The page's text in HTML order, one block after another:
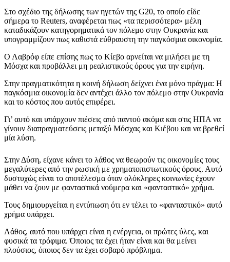
Στο σχέδιο της δήλωσης των ηγετών της G20, το οποίο είδε
σήμερα το Reuters, αναφέρεται πως «τα περισσότερα» μέλη
καταδικάζουν κατηγορηματικά τον πόλεμο στην Ουκρανία και
υπογραμμίζουν πως καθιστά εύθραυστη την παγκόσμια οικονομία.
Ο Λαβρόφ είπε επίσης πως το Κίεβο αρνείται να μιλήσει με τη
Μόσχα και προβάλλει μη ρεαλιστικούς όρους για την ειρήνη.
Στην πραγματικότητα η κοινή δήλωση δείχνει ένα μόνο πράγμα: Η
παγκόσμια οικονομία δεν αντέχει άλλο τον πόλεμο στην Ουκρανία
και το κόστος που αυτός επιφέρει.
Γι’ αυτό και υπάρχουν πιέσεις από παντού ακόμα και στις ΗΠΑ να
γίνουν διαπραγματεύσεις μεταξύ Μόσχας και Κιέβου και να βρεθεί
μία λύση.
Στην Δύση, είχανε κάνει το λάθος να θεωρούν τις οικονομίες τους
μεγαλύτερες από την ρωσική με χρηματοπιστωτικούς όρους. Αυτό
δυστυχώς είναι το αποτέλεσμα όταν ολόκληρες κοινωνίες έχουν
μάθει να ζουν με φανταστικά νούμερα και «φανταστικό» χρήμα.
Τους δημιουργείται η εντύπωση ότι εν τέλει το «φανταστικό» αυτό
χρήμα υπάρχει.
Λάθος, αυτό που υπάρχει είναι η ενέργεια, οι πρώτες ύλες, και
φυσικά τα τρόφιμα. Όποιος τα έχει ήταν είναι και θα μείνει
πλούσιος, όποιος δεν τα έχει σοβαρό πρόβλημα.